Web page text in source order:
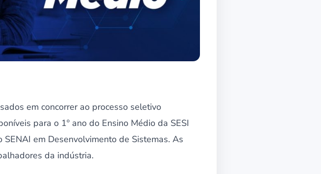
em concorrer ao processo seletivo
para o 1º ano do Ensino Médio da SESI
em Desenvolvimento de Sistemas. As
da indústria.